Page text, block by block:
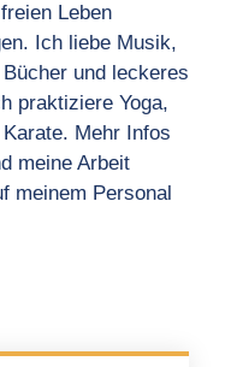
Leben
Ich liebe Musik,
und leckeres
praktiziere Yoga,
Mehr Infos
meine Arbeit
meinem Personal